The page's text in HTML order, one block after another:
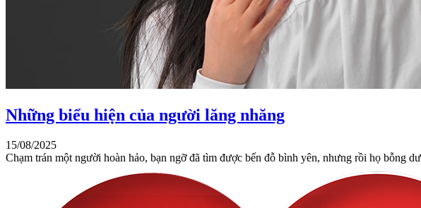
Những biểu hiện của người lăng nhăng
15/08/2025
Chạm trán một người hoàn hảo, bạn ngỡ đã tìm được bến đỗ bình yên, nhưng rồi họ bỗng